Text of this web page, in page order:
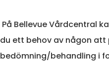
På Bellevue Vårdcentral
du ett behov av någon
bedömning/behandling i